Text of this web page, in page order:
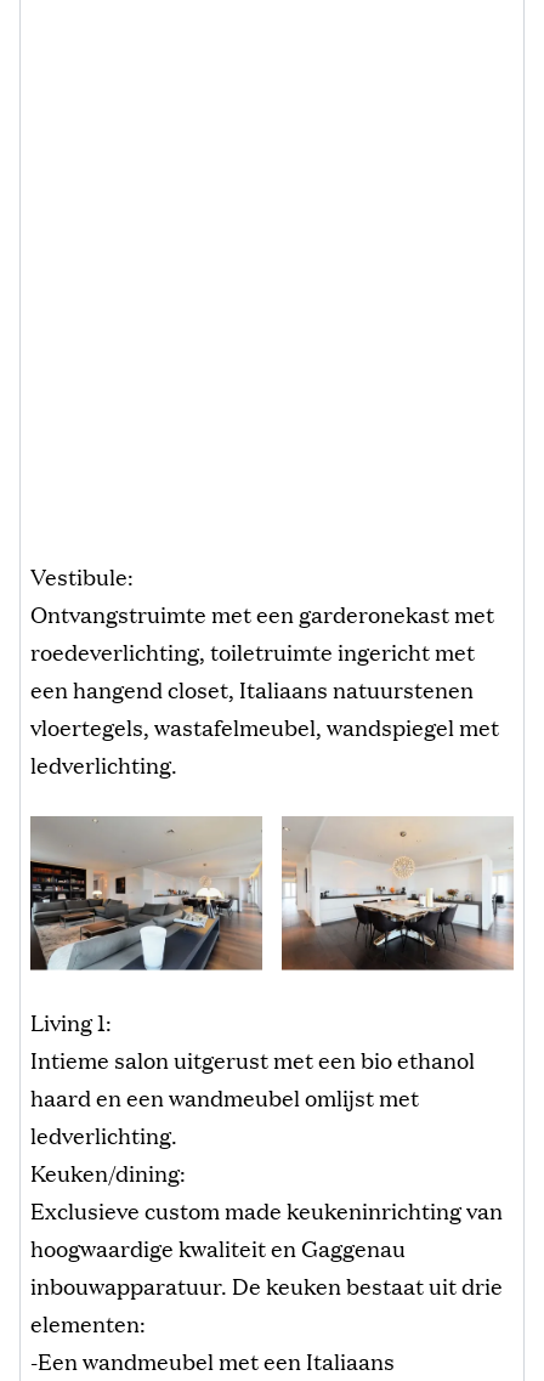
Vestibule:
Ontvangstruimte met een garderonekast met
roedeverlichting, toiletruimte ingericht met
een hangend closet, Italiaans natuurstenen
vloertegels, wastafelmeubel, wandspiegel met
ledverlichting.
Living 1:
Intieme salon uitgerust met een bio ethanol
haard en een wandmeubel omlijst met
ledverlichting.
Keuken/dining:
Exclusieve custom made keukeninrichting van
hoogwaardige kwaliteit en Gaggenau
inbouwapparatuur. De keuken bestaat uit drie
elementen:
-Een wandmeubel met een Italiaans